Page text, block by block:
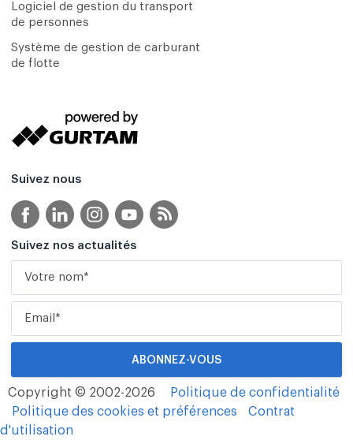
Logiciel de gestion du transport
de personnes
Système de gestion de carburant
de flotte
Suivez nous
Suivez nos actualités
Copyright © 2002-2026
Politique de confidentialité
Politique des cookies et préférences
Contrat
d'utilisation